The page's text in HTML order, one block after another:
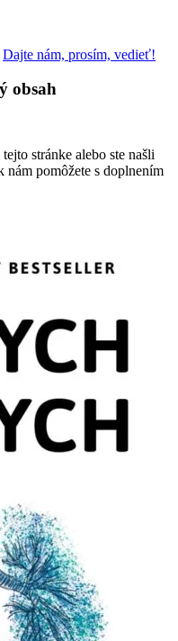
Dajte nám, prosím, vedieť!
obsah
stránke alebo ste našli
pomôžete s doplnením